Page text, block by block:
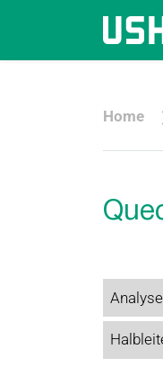
Home
Analyse